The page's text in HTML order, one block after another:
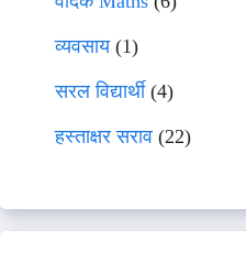
व्यवसाय(1)
सरल विद्यार्थी(4)
हस्ताक्षर सराव (22)